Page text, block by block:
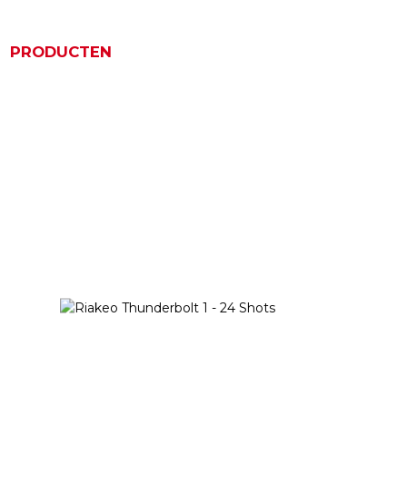
PRODUCTEN